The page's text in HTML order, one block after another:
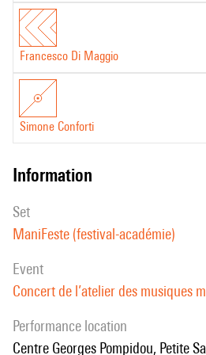
Francesco Di Maggio
Simone Conforti
information
set
ManiFeste (festival-académie)
event
Concert de l’atelier des musiques
performance location
Centre Georges Pompidou, Petite